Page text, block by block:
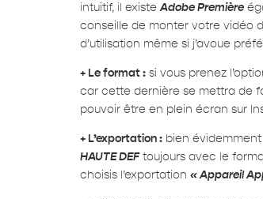
intuitif, il existeAdobe Première
conseille de monter votre vidéo
d’utilisation même si j’avoue
+ Le format :si vous prenez
car cette dernière se mettra de
pouvoir être en plein écran sur
+ L’exportation :bien évidemment
HAUTE DEFtoujours avec le
choisis l’exportation « Appareil